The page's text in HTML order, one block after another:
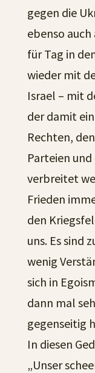
gegen die
ebenso
für Tag in
wieder mit
Israel – mit
der damit
Rechten,
Parteien
verbreitet
Frieden
den
uns. Es sind
wenig
sich in
dann mal
gegenseitig
In diesen
„Unser